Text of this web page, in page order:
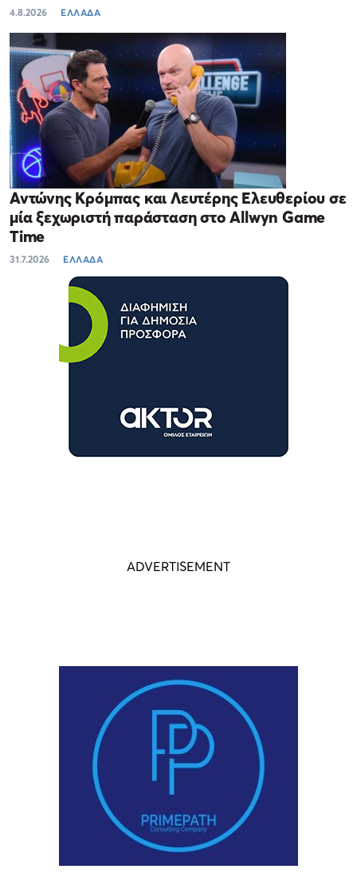
4.8.2026 ΕΛΛΑΔΑ
Αντώνης Κρόμπας και Λευτέρης Ελευθερίου σε
μία ξεχωριστή παράσταση στο Allwyn Game
Time
31.7.2026 ΕΛΛΑΔΑ